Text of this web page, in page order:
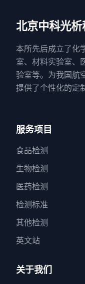
北京中科光
本所先后成立了化
室、材料实验室、
验室等。为我国航
提供了个性化的定
服务项目
食品检测
生物检测
医药检测
检测标准
其他检测
英文站
关于我们